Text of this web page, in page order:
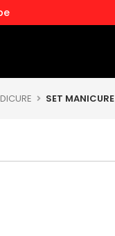
SET MANICURE